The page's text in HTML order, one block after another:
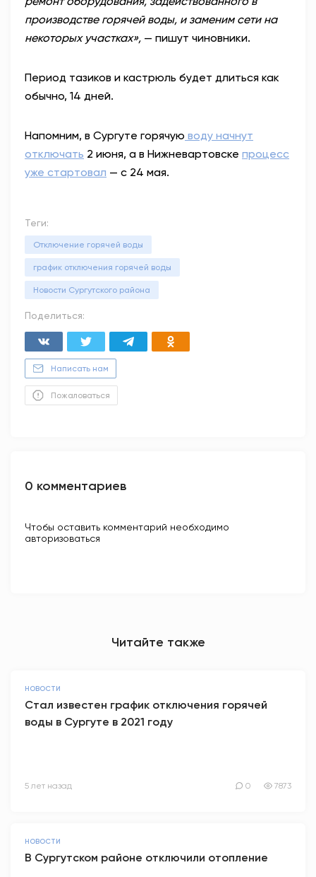
производстве горячей воды, и заменим сети на
некоторых участках», — пишут чиновники.
Период тазиков и кастрюль будет длиться как
обычно, 14 дней.
Напомним, в Сургуте горячую воду начнут
отключать 2 июня, а в Нижневартовске процесс
уже стартовал — с 24 мая.
Теги:
Отключение горячей воды
график отключения горячей воды
Новости Сургутского района
Поделиться:
Написать нам
Пожаловаться
0 комментариев
Чтобы оставить комментарий необходимо
авторизоваться
Читайте также
НОВОСТИ
Стал известен график отключения горячей
воды в Сургуте в 2021 году
5 лет назад 0 7873
НОВОСТИ
В Сургутском районе отключили отопление